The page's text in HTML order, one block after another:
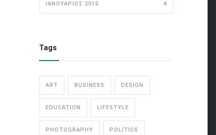
ΙΑΝΟΥΆΡΙΟΣ 2015 4
Tags
ART BUSINESS DESIGN
EDUCATION LIFESTYLE
PHOTOGRAPHY POLITICS